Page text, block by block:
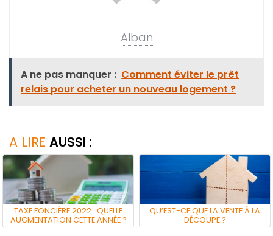
Alban
A ne pas manquer : Comment éviter le prêt
relais pour acheter un nouveau logement ?
A LIRE AUSSI :
TAXE FONCIÈRE 2022 : QUELLE
AUGMENTATION CETTE ANNÉE ?
QU’EST-CE QUE LA VENTE À LA
DÉCOUPE ?